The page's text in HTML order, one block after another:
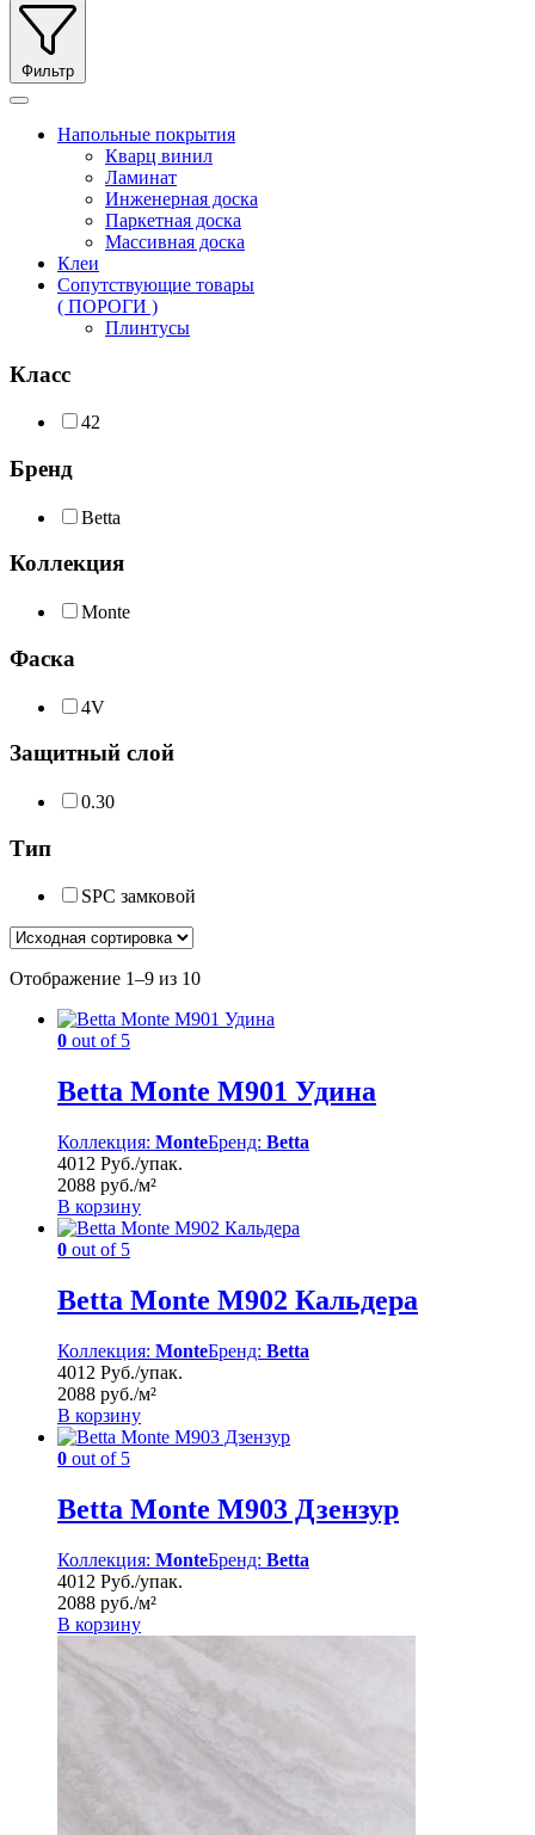
Фильтр
Напольные покрытия
Кварц винил
Ламинат
Инженерная доска
Паркетная доска
Массивная доска
Клеи
Сопутствующие товары
( ПОРОГИ )
Плинтусы
Класс
42
Бренд
Betta
Коллекция
Monte
Фаска
4V
Защитный слой
0.30
Тип
SPC замковой
Отображение 1–9 из 10
0 out of 5
Betta Monte M901 Удина
Коллекция: MonteБренд: Betta
4012 Руб./упак.
2088 руб./м²
В корзину
0 out of 5
Betta Monte M902 Кальдера
Коллекция: MonteБренд: Betta
4012 Руб./упак.
2088 руб./м²
В корзину
0 out of 5
Betta Monte M903 Дзензур
Коллекция: MonteБренд: Betta
4012 Руб./упак.
2088 руб./м²
В корзину